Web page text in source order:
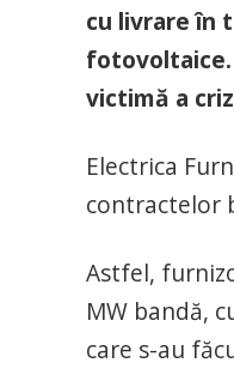
cu livrare în
fotovoltaice.
victimă a
Electrica
contractelor
Astfel,
MW bandă,
care s-au